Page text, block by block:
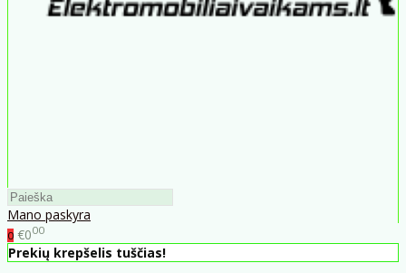
Mano paskyra
0 €000
Prekių krepšelis tuščias!